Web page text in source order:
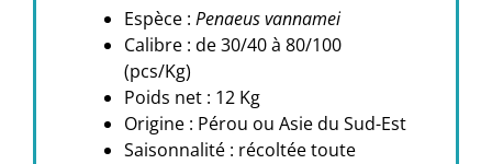
Espèce : Penaeus vannamei
Calibre : de 30/40 à 80/100
(pcs/Kg)
Poids net : 12 Kg
Origine : Pérou ou Asie du Sud-Est
Saisonnalité : récoltée toute